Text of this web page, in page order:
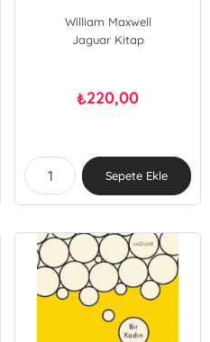
William Maxwell
Jaguar Kitap
₺220,00
Sepete Ekle